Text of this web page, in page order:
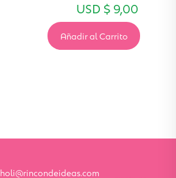
USD $ 9,00
Añadir al Carrito
holi@rincondeideas.com